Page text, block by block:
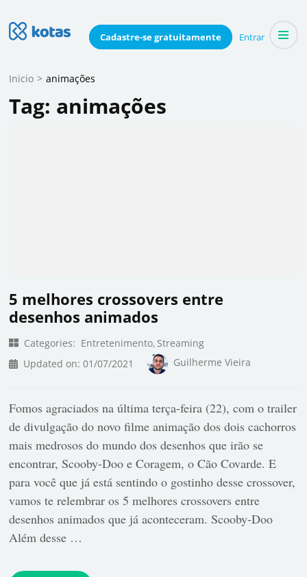
Cadastre-segratuitamente Entrar
to
(Press
Blog do Kotas
Dicas e conteúdo relevante para economizar coletivamente
Inicio > animações
Tag: animações
5 melhores crossovers entre
desenhos animados
Categories: Entretenimento Streaming
Updated on: 01/07/2021 Guilherme Vieira
Fomos agraciados na última terça-feira (22), com o trailer
de divulgação do novo filme animação dos dois cachorros
mais medrosos do mundo dos desenhos que irão se
encontrar, Scooby-Doo e Coragem, o Cão Covarde. E
para você que já está sentindo o gostinho desse crossover,
vamos te relembrar os 5 melhores crossovers entre
desenhos animados que já aconteceram. Scooby-Doo
Além desse …